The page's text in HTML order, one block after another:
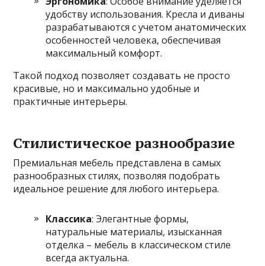
удобству использования. Кресла и диваны
разрабатываются с учетом анатомических
особенностей человека, обеспечивая
максимальный комфорт.
Такой подход позволяет создавать не просто
красивые, но и максимально удобные и
практичные интерьеры.
Стилистическое разнообразие
Премиальная мебель представлена в самых
разнообразных стилях, позволяя подобрать
идеальное решение для любого интерьера.
Классика: Элегантные формы,
натуральные материалы, изысканная
отделка – мебель в классическом стиле
всегда актуальна.